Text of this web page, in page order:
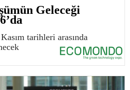
Geleceği
tarihleri arasında